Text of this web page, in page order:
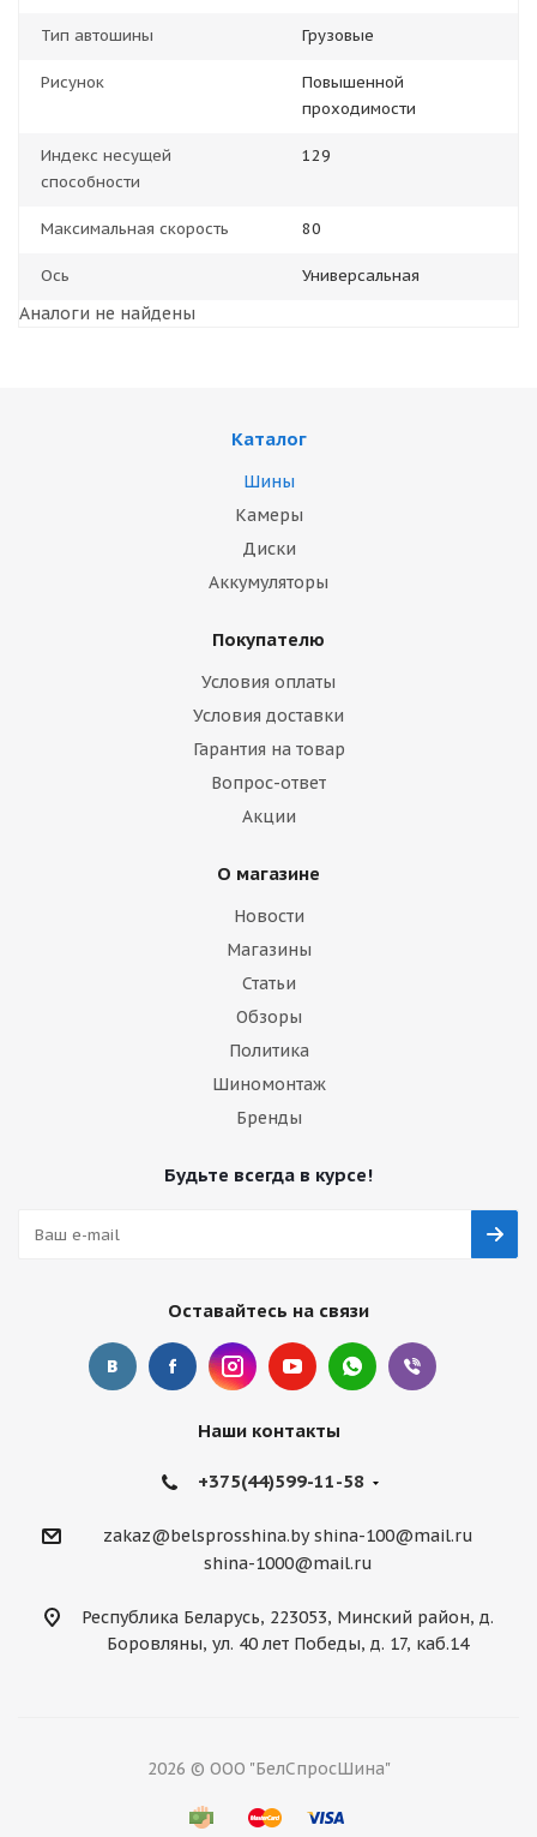
Тип автошины Грузовые
Рисунок
Повышенной
проходимости
Индекс несущей
способности
129
Максимальная скорость 80
Ось Универсальная
Аналоги не найдены
Каталог
Шины
Камеры
Диски
Аккумуляторы
Покупателю
Условия оплаты
Условия доставки
Гарантия на товар
Вопрос-ответ
Акции
О магазине
Новости
Магазины
Статьи
Обзоры
Политика
Шиномонтаж
Бренды
Будьте всегда в курсе!
Оставайтесь на связи
Наши контакты
+375(44)599-11-58
zakaz@belsprosshina.by shina-100@mail.ru
shina-1000@mail.ru
Республика Беларусь, 223053, Минский район, д.
Боровляны, ул. 40 лет Победы, д. 17, каб.14
2026 © ООО "БелСпросШина"